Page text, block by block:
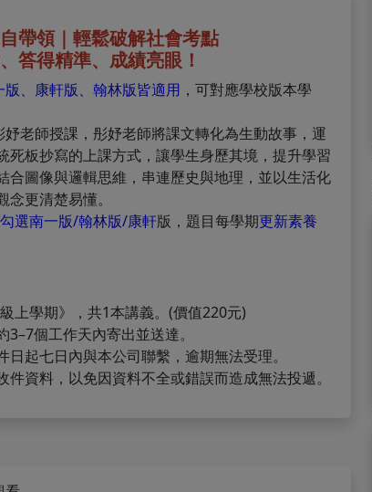
帶領｜輕鬆破解社會考點
答得精準、成績亮眼！
版、康軒版、翰林版皆適用 ，可對應學校版本學
妤老師授課，彤妤老師將課文轉化為生動故事，運
死板抄寫的上課方式，讓學生身歷其境，提升學習
合圖像與邏輯思維，串連歷史與地理，並以生活化
更清楚易懂。
選南一版/翰林版/康軒版，題目每學期更新素養
上學期》，共1本講義。(價值220元)
個工作天內寄出並送達。
起七日內與本公司聯繫，逾期無法受理。
資料，以免因資料不全或錯誤而造成無法投遞。